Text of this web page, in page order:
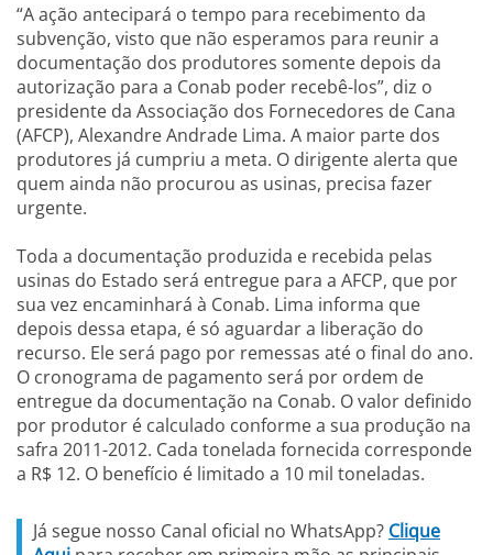
“A ação antecipará o tempo para recebimento da
subvenção, visto que não esperamos para reunir a
documentação dos produtores somente depois da
autorização para a Conab poder recebê-los”, diz o
presidente da Associação dos Fornecedores de Cana
(AFCP), Alexandre Andrade Lima. A maior parte dos
produtores já cumpriu a meta. O dirigente alerta que
quem ainda não procurou as usinas, precisa fazer
urgente.
Toda a documentação produzida e recebida pelas
usinas do Estado será entregue para a AFCP, que por
sua vez encaminhará à Conab. Lima informa que
depois dessa etapa, é só aguardar a liberação do
recurso. Ele será pago por remessas até o final do ano.
O cronograma de pagamento será por ordem de
entregue da documentação na Conab. O valor definido
por produtor é calculado conforme a sua produção na
safra 2011-2012. Cada tonelada fornecida corresponde
a R$ 12. O benefício é limitado a 10 mil toneladas.
Já segue nosso Canal oficial no WhatsApp? Clique